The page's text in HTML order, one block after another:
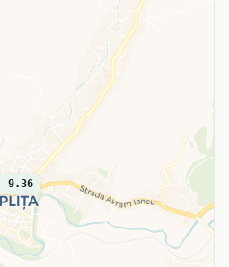
9.36